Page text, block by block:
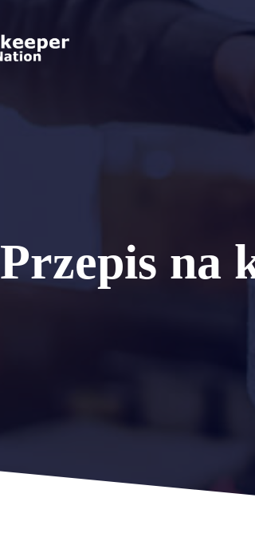
Przepis na